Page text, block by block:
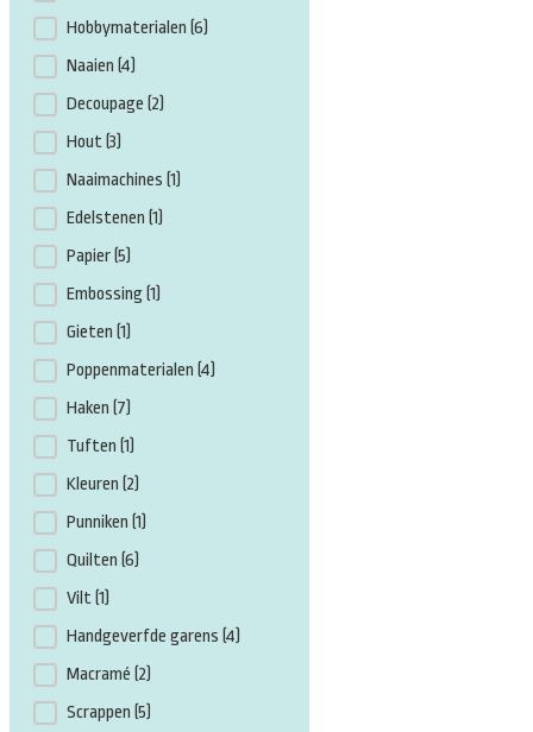
Hobbymaterialen (6)
Naaien (4)
Decoupage (2)
Hout (3)
Naaimachines (1)
Edelstenen (1)
Papier (5)
Embossing (1)
Gieten (1)
Poppenmaterialen (4)
Haken (7)
Tuften (1)
Kleuren (2)
Punniken (1)
Quilten (6)
Vilt (1)
Handgeverfde garens (4)
Macramé (2)
Scrappen (5)